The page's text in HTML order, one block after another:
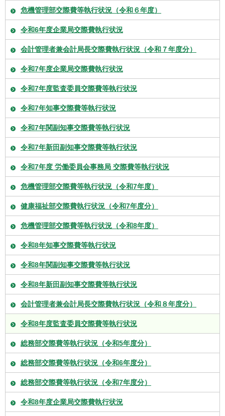
危機管理部交際費等執行状況（令和６年度）
令和6年度企業局交際費執行状況
会計管理者兼会計局長交際費執行状況（令和７年度分）
令和7年度企業局交際費執行状況
令和7年度監査委員交際費等執行状況
令和7年知事交際費等執行状況
令和7年関副知事交際費等執行状況
令和7年新田副知事交際費等執行状況
令和7年度 労働委員会事務局 交際費等執行状況
危機管理部交際費等執行状況（令和7年度）
健康福祉部交際費執行状況（令和7年度分）
危機管理部交際費等執行状況（令和8年度）
令和8年知事交際費等執行状況
令和8年関副知事交際費等執行状況
令和8年新田副知事交際費等執行状況
会計管理者兼会計局長交際費執行状況（令和８年度分）
令和8年度監査委員交際費等執行状況
総務部交際費等執行状況（令和5年度分）
総務部交際費等執行状況（令和6年度分）
総務部交際費等執行状況（令和7年度分）
令和8年度企業局交際費執行状況